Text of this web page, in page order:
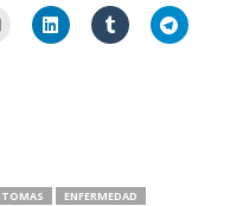
ENFERMEDAD